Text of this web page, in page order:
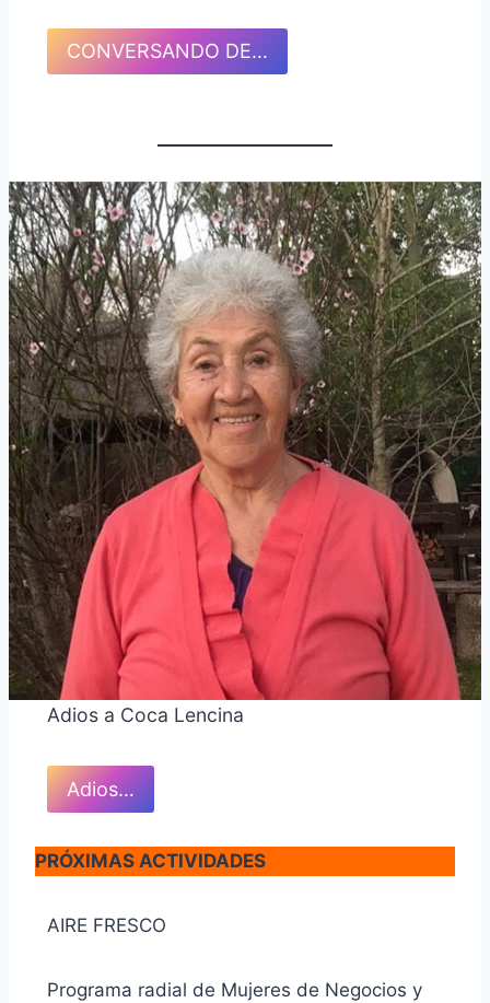
CONVERSANDO DE…
Adios a Coca Lencina
Adios…
PRÓXIMAS ACTIVIDADES
AIRE FRESCO
Programa radial de Mujeres de Negocios y